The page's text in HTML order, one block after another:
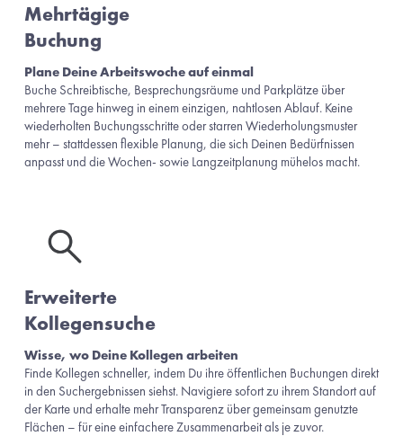
Mehrtägige
Buchung
Plane Deine Arbeitswoche auf einmal
Buche Schreibtische, Besprechungsräume und Parkplätze über
mehrere Tage hinweg in einem einzigen, nahtlosen Ablauf. Keine
wiederholten Buchungsschritte oder starren Wiederholungsmuster
mehr – stattdessen flexible Planung, die sich Deinen Bedürfnissen
anpasst und die Wochen- sowie Langzeitplanung mühelos macht.
Erweiterte
Kollegensuche
Wisse, wo Deine Kollegen arbeiten
Finde Kollegen schneller, indem Du ihre öffentlichen Buchungen direkt
in den Suchergebnissen siehst. Navigiere sofort zu ihrem Standort auf
der Karte und erhalte mehr Transparenz über gemeinsam genutzte
Flächen – für eine einfachere Zusammenarbeit als je zuvor.